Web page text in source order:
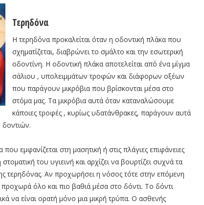
Τερηδόνα
Η τερηδόνα προκαλείται όταν η οδοντική πλάκα που
σχηματίζεται, διαβρώνει το σμάλτο και την εσωτερική
οδοντίνη. Η οδοντική πλάκα αποτελείται από ένα μίγμα
σάλιου , υπολειμμάτων τροφών και διάφορων οξέων
που παράγουν μικρόβια που βρίσκονται μέσα στο
στόμα μας. Τα μικρόβια αυτά όταν καταναλώσουμε
κάποιες τροφές , κυρίως υδατάνθρακες, παράγουν αυτά
εμφανίζεται στη μασητική ή στις πλάγιες επιφάνειες
του υγιεινή και αρχίζει να βουρτίζει συχνά τα
τερηδόνας. Αν προχωρήσει η νόσος τότε στην επόμενη
όλο και πιο βαθιά μέσα στο δόντι. Το δόντι
να είναι ορατή μόνο μια μικρή τρύπα. Ο ασθενής